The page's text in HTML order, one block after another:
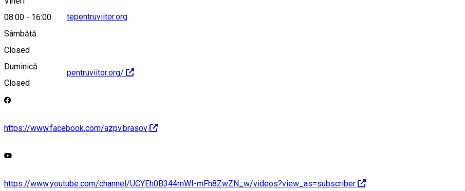
08:00 - 16:00
Sâmbătă
Closed
Duminică
Closed
contact@zambestepentruviitor.org
https://zambestepentruviitor.org/
https://www.facebook.com/azpv.brasov
https://www.youtube.com/channel/UCYEh0B344mWI-mFh8ZwZN_w/videos?view_as=subscriber